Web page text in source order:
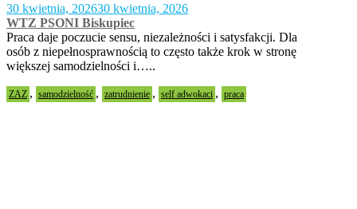
30 kwietnia, 202630 kwietnia, 2026
WTZ PSONI Biskupiec
Praca daje poczucie sensu, niezależności i satysfakcji. Dla
osób z niepełnosprawnością to często także krok w stronę
większej samodzielności i…..
ZAZ , samodzielność , zatrudnienie , self adwokaci , praca